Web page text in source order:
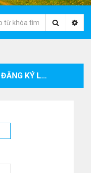
HỆ THỐNG YÊU CẦU BẠN PHẢI ĐĂNG KÝ LÀM THÀNH VIÊN VÀ ĐĂNG NHẬP VÀO HỆ THỐNG ĐỂ XEM THÔNG TIN CÁ NHÂN CỦA THÀNH VIÊN.